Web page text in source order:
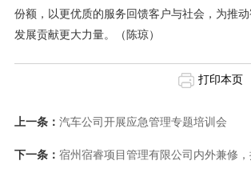
份额，以更优质的服务回馈客户与社会，为推
发展贡献更大力量。（陈琼）
打印本页
上一条： 汽车公司开展应急管理专题培训会
下一条： 宿州宿睿项目管理有限公司内外兼修